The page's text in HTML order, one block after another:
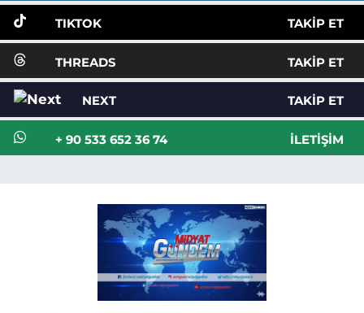
TIKTOK TAKIP ET
THREADS TAKIP ET
NEXT TAKIP ET
+ 90 533 652 36 74 İLETIŞIM